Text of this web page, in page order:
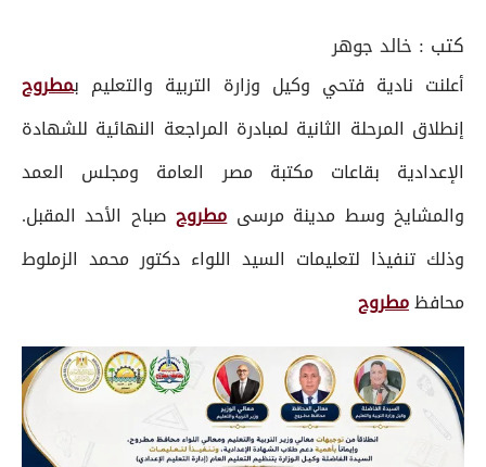
كتب : خالد جوهر
أعلنت نادية فتحي وكيل وزارة التربية والتعليم بمطروح
إنطلاق المرحلة الثانية لمبادرة المراجعة النهائية للشهادة
الإعدادية بقاعات مكتبة مصر العامة ومجلس العمد
والمشايخ وسط مدينة مرسىمطروحصباح الأحد المقبل.
وذلك تنفيذا لتعليمات السيد اللواء دكتور محمد الزملوط
محافظمطروح